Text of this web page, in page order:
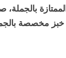
الممتازة بالجملة،
خبز مخصصة